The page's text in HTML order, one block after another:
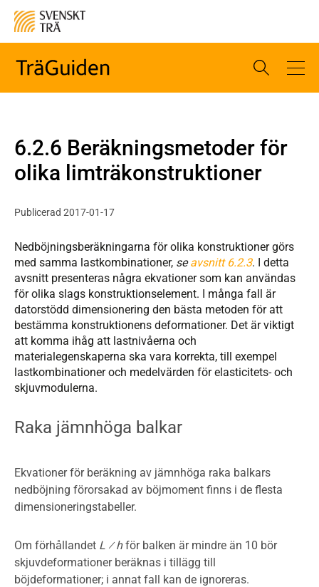
6.2.6 Beräkningsmetoder för
olika limträkonstruktioner
Publicerad 2017-01-17
Nedböjningsberäkningarna för olika konstruktioner görs
med samma lastkombinationer, seavsnitt 6.2.3. I detta
avsnitt presenteras några ekvationer som kan användas
för olika slags konstruktionselement. I många fall är
datorstödd dimensionering den bästa metoden för att
bestämma konstruktionens deformationer. Det är viktigt
att komma ihåg att lastnivåerna och
materialegenskaperna ska vara korrekta, till exempel
lastkombinationer och medelvärden för elasticitets- och
skjuvmodulerna.
Raka jämnhöga balkar
Ekvationer för beräkning av jämnhöga raka balkars
nedböjning förorsakad av böjmoment finns i de flesta
dimensioneringstabeller.
Om förhållandet L ⁄ hför balken är mindre än 10 bör
skjuvdeformationer beräknas i tillägg till
böjdeformationer; i annat fall kan de ignoreras.